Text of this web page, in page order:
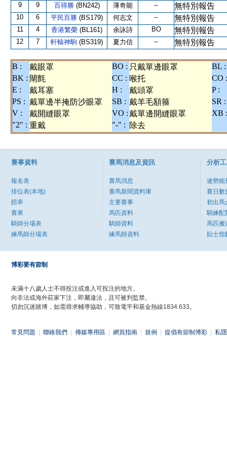
9 9 百得勝 (BN242) 薄奇能 -- 無特別報告
10 6 平民百勝 (BS179) 何志文 -- 無特別報告
11 4 香港繁榮 (BL161) 余詠詩 BO 無特別報告
12 7 軒轅神駒 (BS319) 夏力信 -- 無特別報告
B : 戴眼罩 BO : 只戴單邊眼罩
BL :
BK : 閘氈 CC : 喉托
CO :
E :
戴耳塞 H : 戴頭罩
P :
PS : 戴單邊半掩防沙眼罩 SB : 戴羊毛額箍
SR :
V :
戴開縫眼罩 VO :戴單邊開縫眼罩
XB :
"2" : 重戴 "-" : 除去
賽事資料
報名表
排位表(本地)
賠率
賽果
騎師分場表
練馬師分場表
賽馬消息及資訊
賽馬消息
賽馬新聞資料庫
主要賽事
馬匹資料
騎師資料
練馬師資料
分析
速勢能
賽日數
初出馬
騎練配
馬匹搬
貼士指
博彩要有節制
未滿十八歲人士不得投注或進入可投注的地方。
向非法或海外莊家下注，即屬違法，且可被判監禁。
切勿沉迷賭博，如需尋求輔導協助，可致電平和基金熱線1834 633。
常見問題 聯絡我們 傳媒專用區 網頁指南 規例 提倡有節制博彩 私